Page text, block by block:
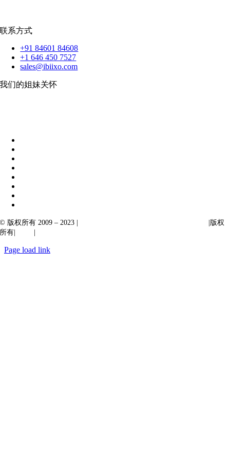
联系方式
+91 84601 84608
+1 646 450 7527
sales@ibiixo.com
我们的姐妹关怀
© 版权所有 2009 – 2023 |
|版权
所有|
Page load link